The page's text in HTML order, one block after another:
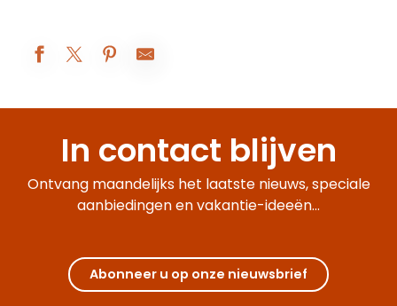
Maison Jaffelin
Domaine Nouveau Claude
Cave des Hautes-Côtes Nuiton-Beaunoy
Domaine Dessauge France
Audioguide Manoirs et Châteaux à Meursault - Karoline Knoth
Maison Bavard Jacques
Dégustation "Découverte de la Bourgogne" - Château de
In contact blijven
Ontvang maandelijks het laatste nieuws, speciale
aanbiedingen en vakantie-ideeën...
Abonneer u op onze nieuwsbrief